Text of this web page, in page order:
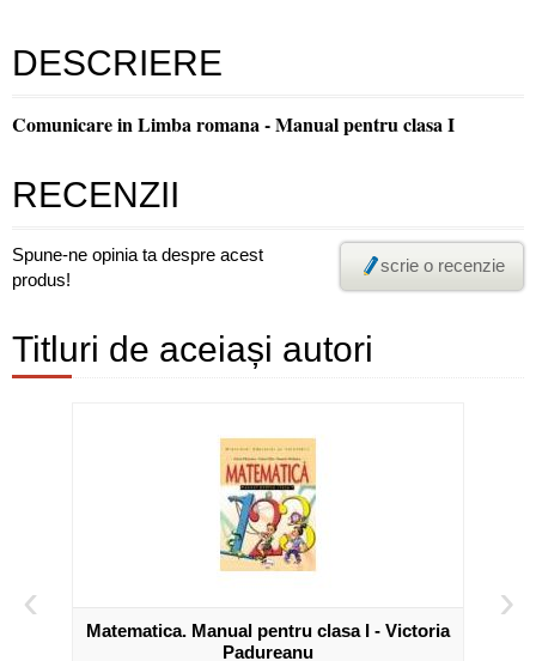
DESCRIERE
Comunicare in Limba romana - Manual pentru clasa I
RECENZII
Spune-ne opinia ta despre acest
produs!
scrie o recenzie
Titluri de aceiași autori
‹
Matematica. Manual pentru clasa I - Victoria
Padureanu
›